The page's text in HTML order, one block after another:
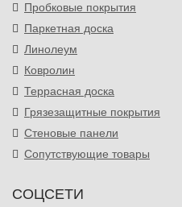
Пробковые покрытия
Паркетная доска
Линолеум
Ковролин
Террасная доска
Грязезащитные покрытия
Стеновые панели
Сопутствующие товары
СОЦСЕТИ